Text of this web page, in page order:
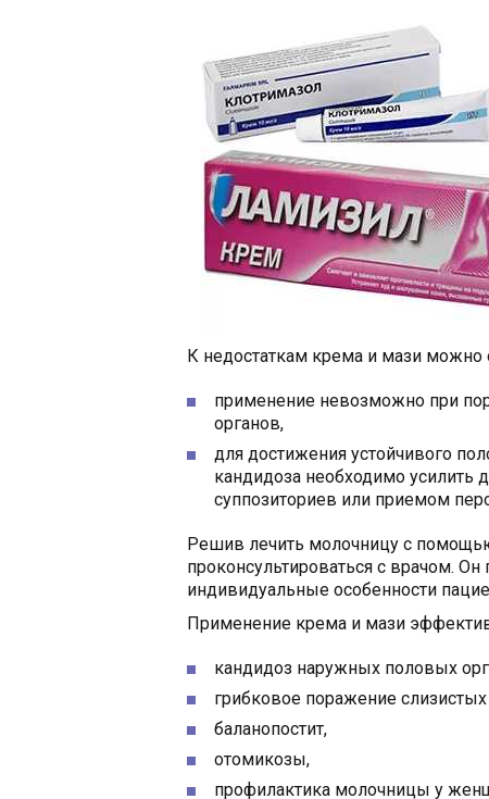
К недостаткам крема и мази можно
применение невозможно при
органов,
для достижения устойчивого
кандидоза необходимо усилить
суппозиториев или приемом
Решив лечить молочницу с
проконсультироваться с врачом.
индивидуальные особенности
Применение крема и мази
кандидоз наружных половых
грибковое поражение
баланопостит,
отомикозы,
профилактика молочницы у